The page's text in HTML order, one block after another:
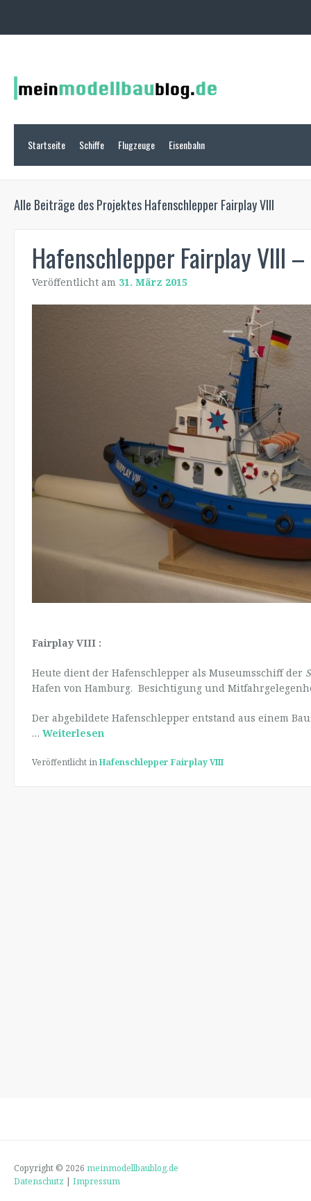
Startseite Schiffe Flugzeuge Eisenbahn
Alle Beiträge des ProjektesHafenschlepper Fairplay VIII
Hafenschlepper Fairplay VIII
Veröffentlicht am 31. März 2015
Fairplay VIII :
Heute dient der Hafenschlepper als Museumsschiff der
Hafen von Hamburg. Besichtigung und
Der abgebildete Hafenschlepper entstand aus einem
… Weiterlesen
Veröffentlicht inHafenschlepper Fairplay VIII
Copyright © 2026 meinmodellbaublog.de
Datenschutz | Impressum